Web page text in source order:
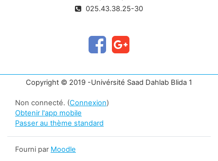
025.43.38.25-30
Copyright © 2019 -Univérsité Saad Dahlab Blida 1
Non connecté. (Connexion)
Obtenir l'app mobile
Passer au thème standard
Fourni par Moodle